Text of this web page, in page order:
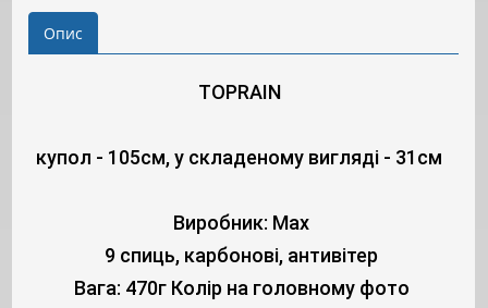
Опис
TOPRAIN
купол - 105см, у складеному вигляді - 31см
Виробник: Max
9 спиць, карбонові, антивітер
Вага: 470г Колір на головному фото